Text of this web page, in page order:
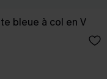
bleue à col en V